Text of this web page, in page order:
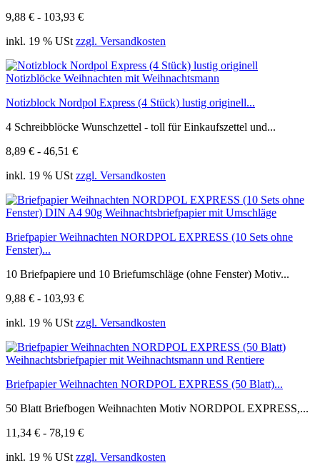
9,88 € - 103,93 €
inkl. 19 % USt zzgl. Versandkosten
Notizblock Nordpol Express (4 Stück) lustig originell...
4 Schreibblöcke Wunschzettel - toll für Einkaufszettel und...
8,89 € - 46,51 €
inkl. 19 % USt zzgl. Versandkosten
Briefpapier Weihnachten NORDPOL EXPRESS (10 Sets ohne
Fenster)...
10 Briefpapiere und 10 Briefumschläge (ohne Fenster) Motiv...
9,88 € - 103,93 €
inkl. 19 % USt zzgl. Versandkosten
Briefpapier Weihnachten NORDPOL EXPRESS (50 Blatt)...
50 Blatt Briefbogen Weihnachten Motiv NORDPOL EXPRESS,...
11,34 € - 78,19 €
inkl. 19 % USt zzgl. Versandkosten